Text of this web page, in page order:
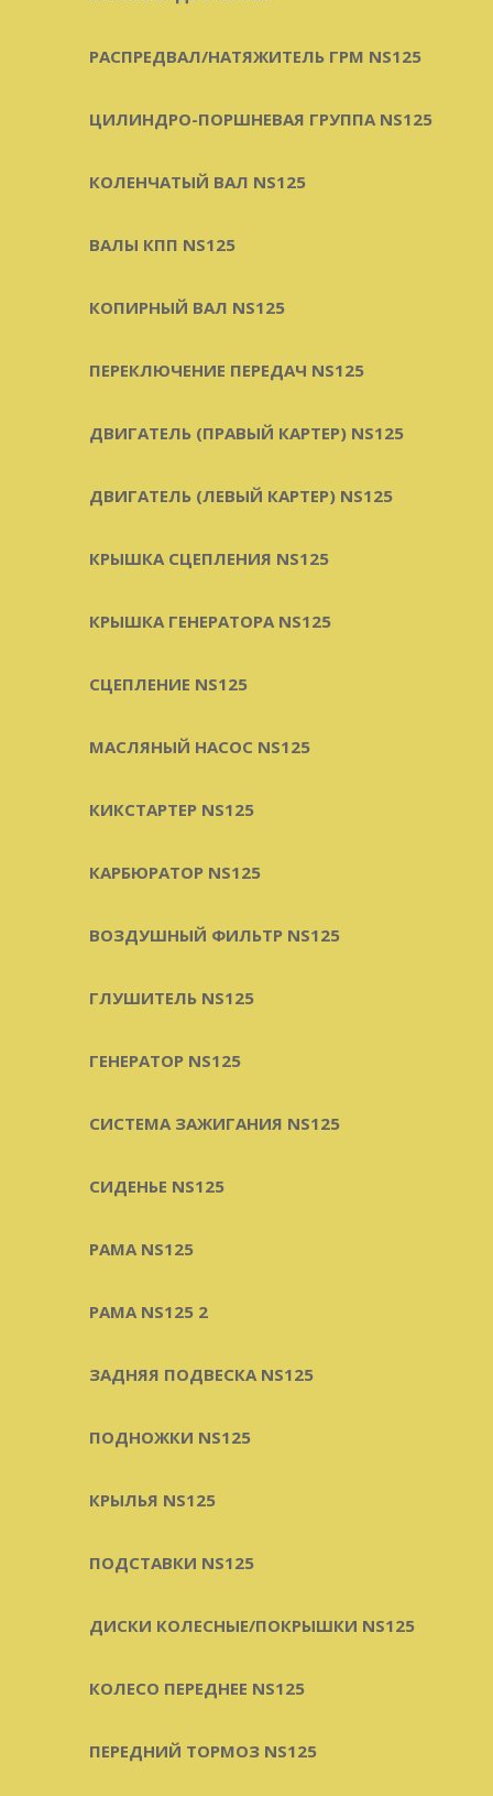
РАСПРЕДВАЛ/НАТЯЖИТЕЛЬ ГРМ NS125
ЦИЛИНДРО-ПОРШНЕВАЯ ГРУППА NS125
КОЛЕНЧАТЫЙ ВАЛ NS125
ВАЛЫ КПП NS125
КОПИРНЫЙ ВАЛ NS125
ПЕРЕКЛЮЧЕНИЕ ПЕРЕДАЧ NS125
ДВИГАТЕЛЬ (ПРАВЫЙ КАРТЕР) NS125
ДВИГАТЕЛЬ (ЛЕВЫЙ КАРТЕР) NS125
КРЫШКА СЦЕПЛЕНИЯ NS125
КРЫШКА ГЕНЕРАТОРА NS125
СЦЕПЛЕНИЕ NS125
МАСЛЯНЫЙ НАСОС NS125
КИКСТАРТЕР NS125
КАРБЮРАТОР NS125
ВОЗДУШНЫЙ ФИЛЬТР NS125
ГЛУШИТЕЛЬ NS125
ГЕНЕРАТОР NS125
СИСТЕМА ЗАЖИГАНИЯ NS125
СИДЕНЬЕ NS125
РАМА NS125
РАМА NS125 2
ЗАДНЯЯ ПОДВЕСКА NS125
ПОДНОЖКИ NS125
КРЫЛЬЯ NS125
ПОДСТАВКИ NS125
ДИСКИ КОЛЕСНЫЕ/ПОКРЫШКИ NS125
КОЛЕСО ПЕРЕДНЕЕ NS125
ПЕРЕДНИЙ ТОРМОЗ NS125